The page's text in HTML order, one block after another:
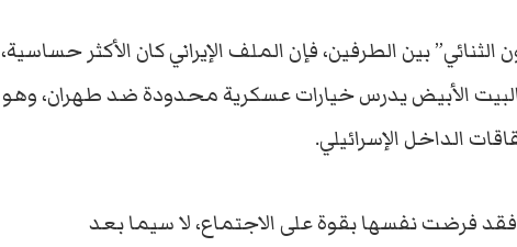
بين الطرفين، فإن الملف الإيراني كان الأكثر حساسية،
الأبيض يدرس خيارات عسكرية محدودة ضد طهران، وهو
الداخل الإسرائيلي.
فقد فرضت نفسها بقوة على الاجتماع، لا سيما بعد